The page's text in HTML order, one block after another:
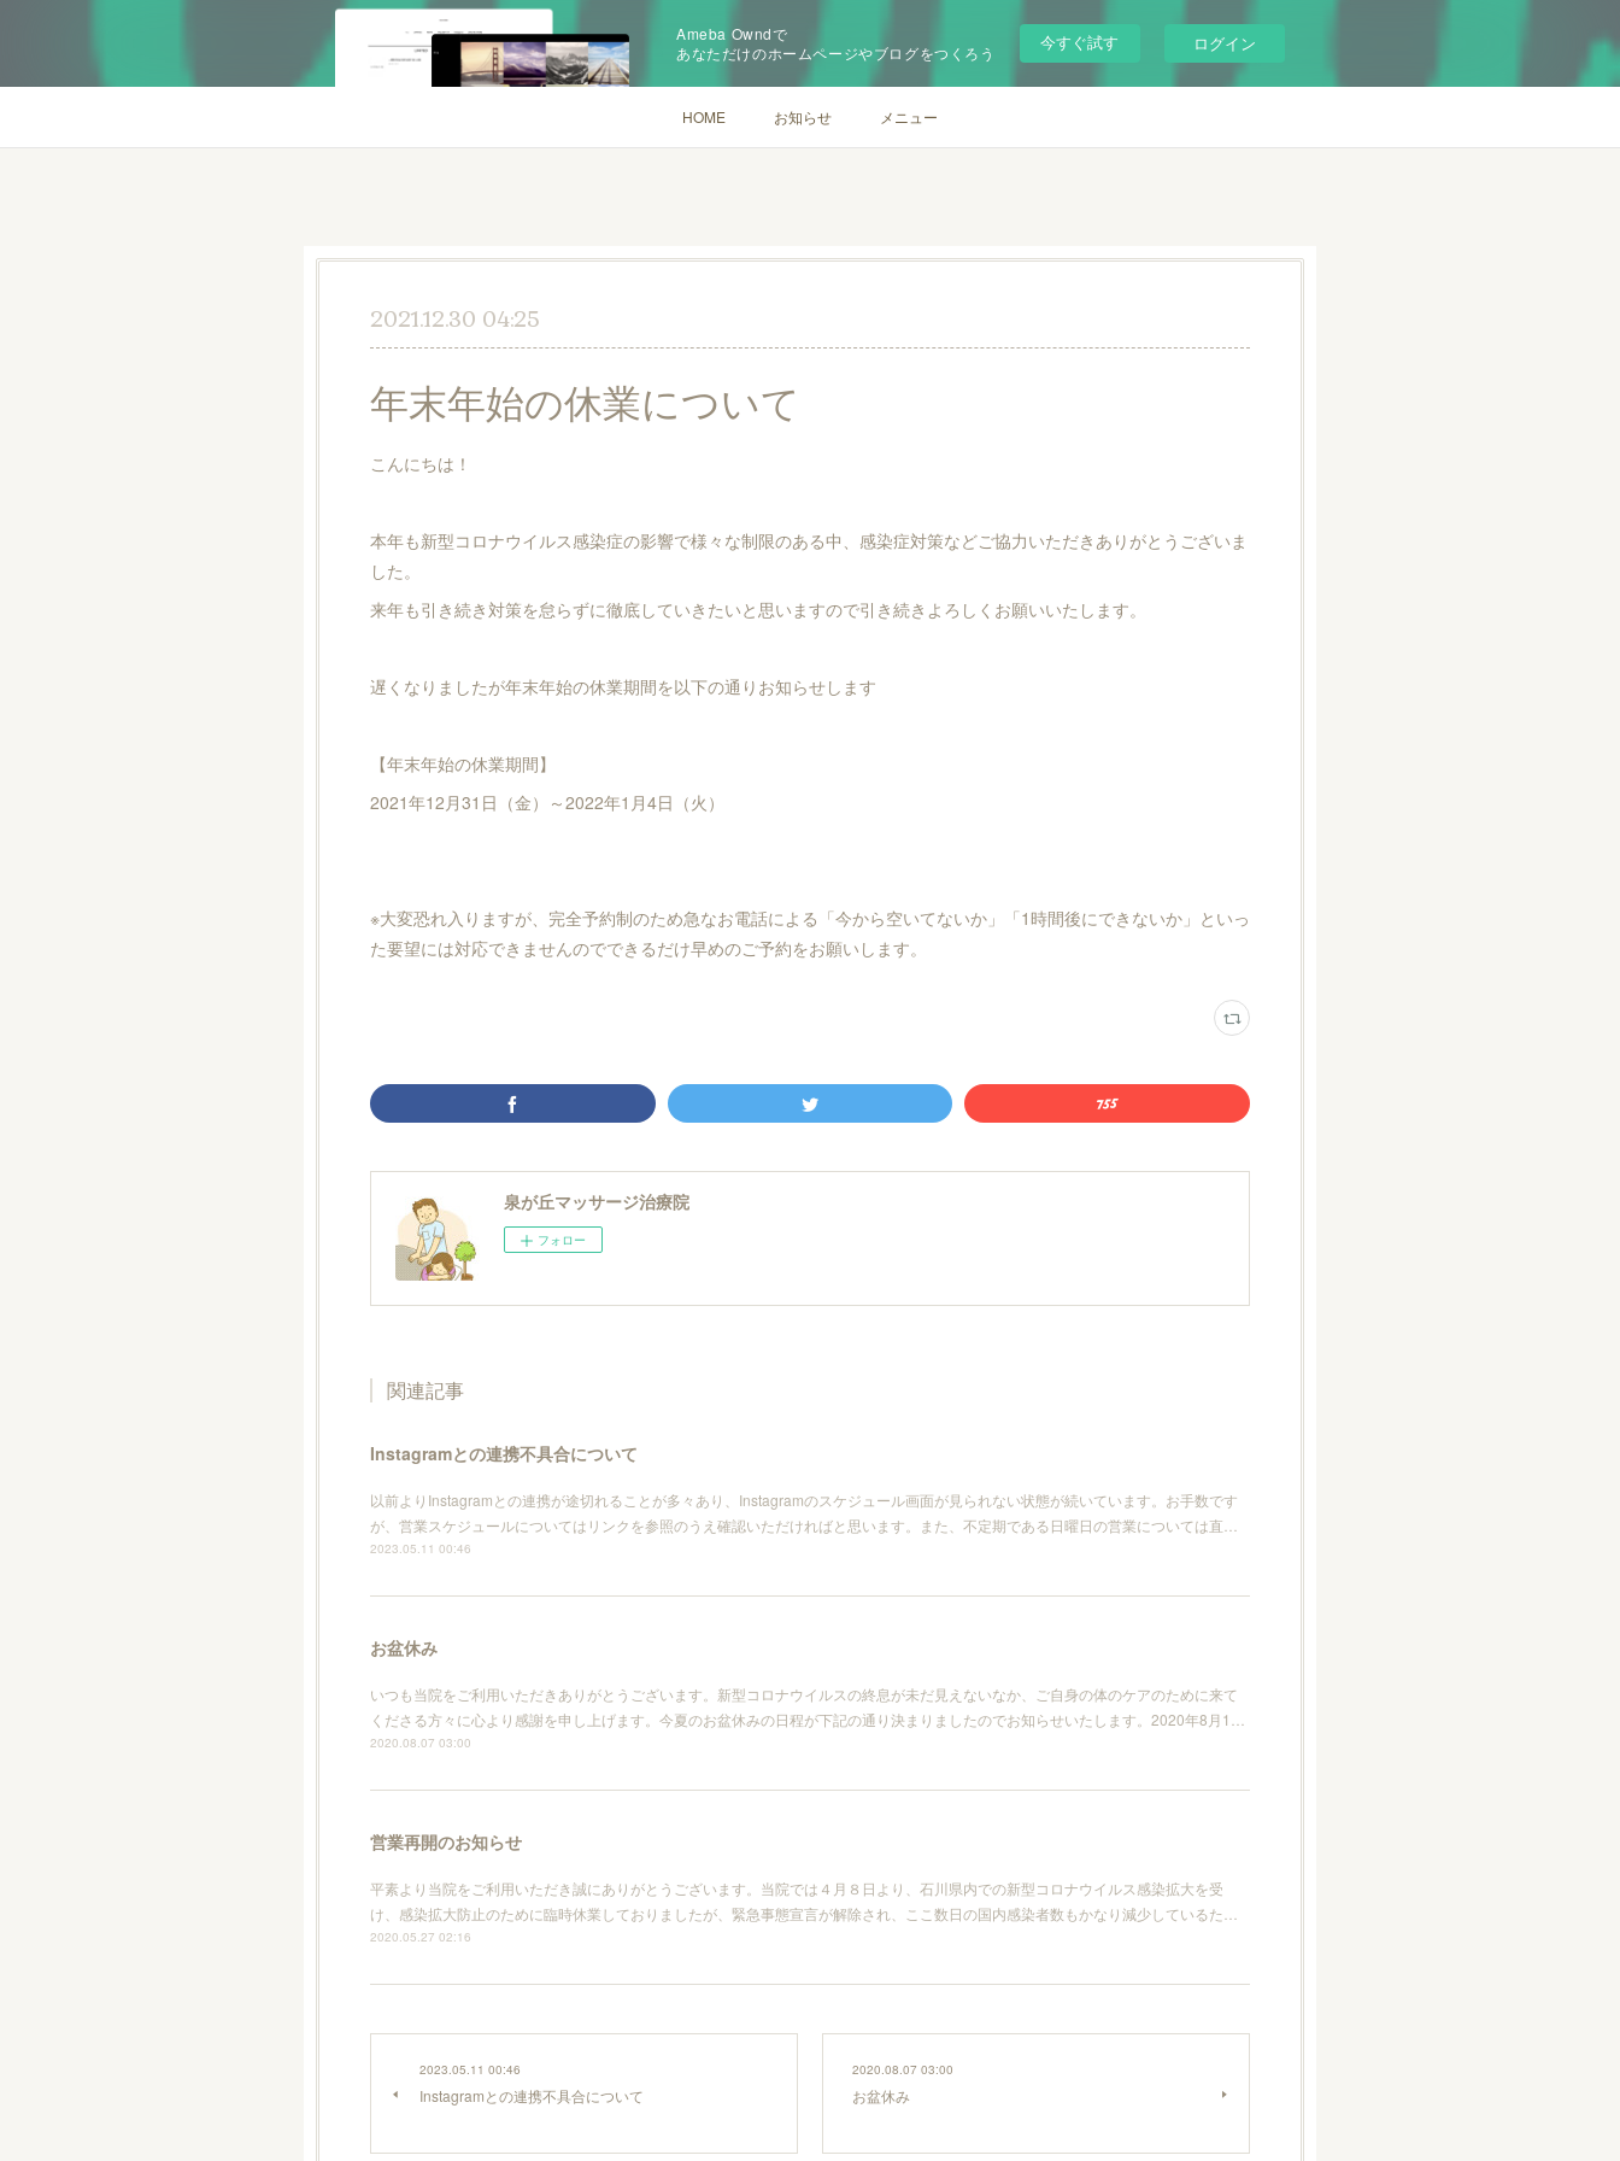
Ameba Owndで
あなただけのホームページやブログをつくろう
今すぐ試す ログイン
HOME お知らせ メニュー
2021.12.30 04:25
年末年始の休業について
こんにちは！
本年も新型コロナウイルス感染症の影響で様々な制限のある中、感染症対策などご協力いただきありがとうございま
した。
来年も引き続き対策を怠らずに徹底していきたいと思いますので引き続きよろしくお願いいたします。
遅くなりましたが年末年始の休業期間を以下の通りお知らせします
【年末年始の休業期間】
2021年12月31日（金）～2022年1月4日（火）
※大変恐れ入りますが、完全予約制のため急なお電話による「今から空いてないか」「1時間後にできないか」といっ
た要望には対応できませんのでできるだけ早めのご予約をお願いします。
泉が丘マッサージ治療院
フォロー
関連記事
Instagramとの連携不具合について
以前よりInstagramとの連携が途切れることが多々あり、Instagramのスケジュール画面が見られない状態が続いています。お手数です
が、営業スケジュールについてはリンクを参照のうえ確認いただければと思います。また、不定期である日曜日の営業については直…
2023.05.11 00:46
お盆休み
いつも当院をご利用いただきありがとうございます。新型コロナウイルスの終息が未だ見えないなか、ご自身の体のケアのために来て
くださる方々に心より感謝を申し上げます。今夏のお盆休みの日程が下記の通り決まりましたのでお知らせいたします。2020年8月1…
2020.08.07 03:00
営業再開のお知らせ
平素より当院をご利用いただき誠にありがとうございます。当院では４月８日より、石川県内での新型コロナウイルス感染拡大を受
け、感染拡大防止のために臨時休業しておりましたが、緊急事態宣言が解除され、ここ数日の国内感染者数もかなり減少しているた…
2020.05.27 02:16
2023.05.11 00:46
Instagramとの連携不具合について
2020.08.07 03:00
お盆休み